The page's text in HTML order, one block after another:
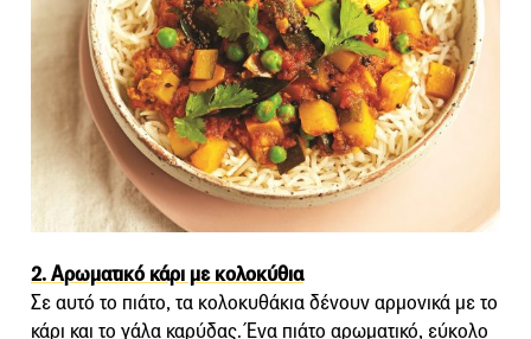
2. Αρωματικό κάρι με κολοκύθια
Σε αυτό το πιάτο, τα κολοκυθάκια δένουν αρμονικά με το
κάρι και το γάλα καρύδας. Ένα πιάτο αρωματικό, εύκολο